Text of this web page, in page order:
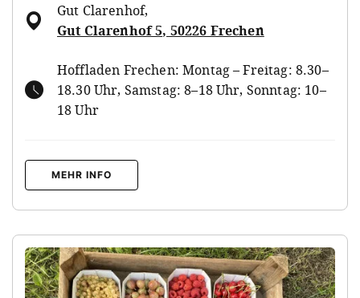
Gut Clarenhof,
Gut Clarenhof 5, 50226 Frechen
Hoffladen Frechen: Montag – Freitag: 8.30–
18.30 Uhr, Samstag: 8–18 Uhr, Sonntag: 10–
18 Uhr
MEHR INFO